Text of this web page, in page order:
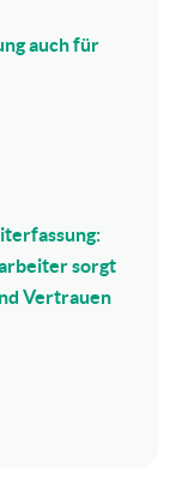
auch für
sorgt
Vertrauen